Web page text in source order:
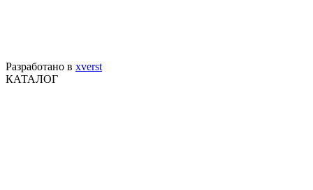
Разработано в xverst
КАТАЛОГ